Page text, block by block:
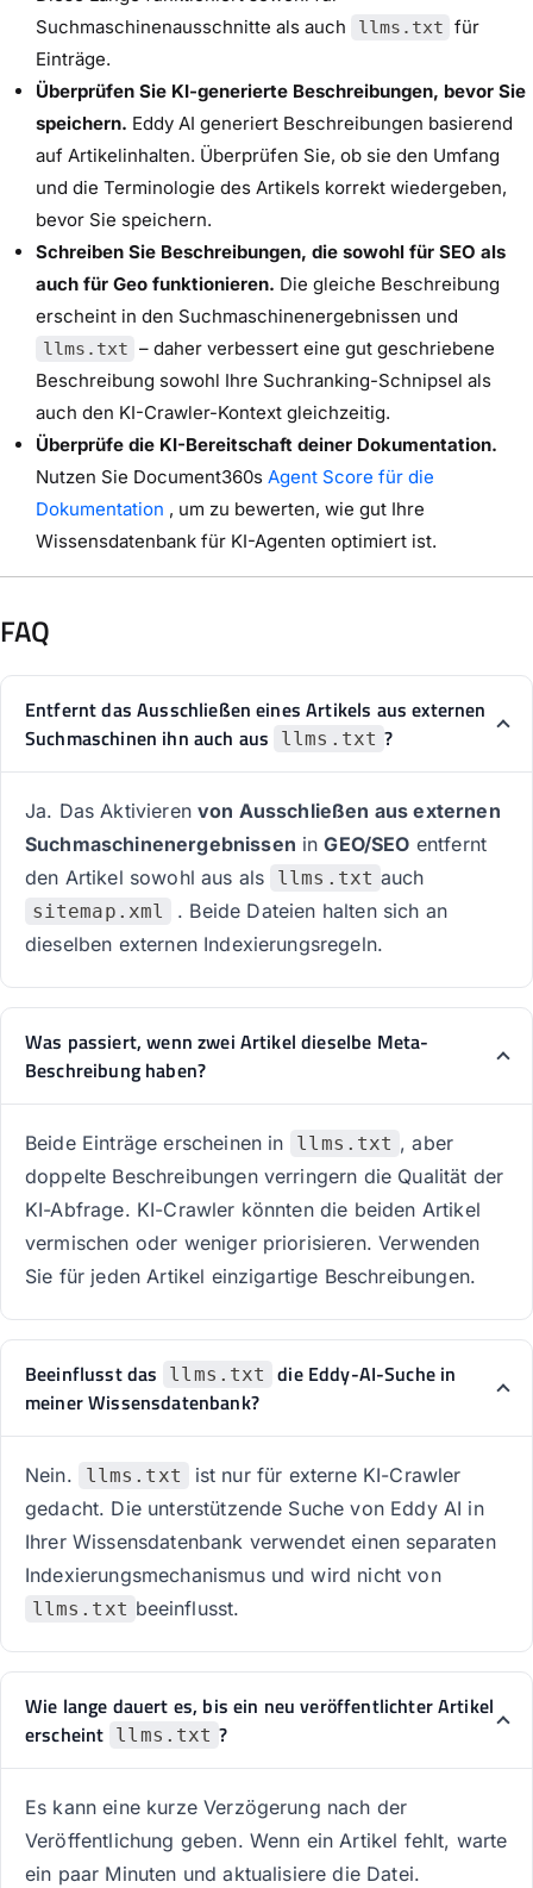
Suchmaschinenausschnitte als auch
llms.txt für
Einträge.
Überprüfen Sie KI-generierte Beschreibungen, bevor Sie
speichern. Eddy AI generiert Beschreibungen basierend
auf Artikelinhalten. Überprüfen Sie, ob sie den Umfang
und die Terminologie des Artikels korrekt wiedergeben,
bevor Sie speichern.
Schreiben Sie Beschreibungen, die sowohl für SEO als
auch für Geo funktionieren. Die gleiche Beschreibung
erscheint in den Suchmaschinenergebnissen und
llms.txt – daher verbessert eine gut geschriebene
Beschreibung sowohl Ihre Suchranking-Schnipsel als
auch den KI-Crawler-Kontext gleichzeitig.
Überprüfe die KI-Bereitschaft deiner Dokumentation.
Nutzen Sie Document360s Agent Score für die
Dokumentation , um zu bewerten, wie gut Ihre
Wissensdatenbank für KI-Agenten optimiert ist.
FAQ
Entfernt das Ausschließen eines Artikels aus externen
Suchmaschinen ihn auch aus
llms.txt ?
Ja. Das Aktivierenvon Ausschließen aus externen
Suchmaschinenergebnissen inGEO/SEO entfernt
den Artikel sowohl aus als
llms.txt auch
sitemap.xml
. Beide Dateien halten sich an
dieselben externen Indexierungsregeln.
Was passiert, wenn zwei Artikel dieselbe Meta-
Beschreibung haben?
Beide Einträge erscheinen in llms.txt , aber
doppelte Beschreibungen verringern die Qualität der
KI-Abfrage. KI-Crawler könnten die beiden Artikel
vermischen oder weniger priorisieren. Verwenden
Sie für jeden Artikel einzigartige Beschreibungen.
Beeinflusst das llms.txt
die Eddy-AI-Suche in
meiner Wissensdatenbank?
Nein. llms.txt
ist nur für externe KI-Crawler
gedacht. Die unterstützende Suche von Eddy AI in
Ihrer Wissensdatenbank verwendet einen separaten
Indexierungsmechanismus und wird nicht von
llms.txt beeinflusst.
Wie lange dauert es, bis ein neu veröffentlichter Artikel
erscheint llms.txt ?
Es kann eine kurze Verzögerung nach der
Veröffentlichung geben. Wenn ein Artikel fehlt, warte
ein paar Minuten und aktualisiere die Datei.